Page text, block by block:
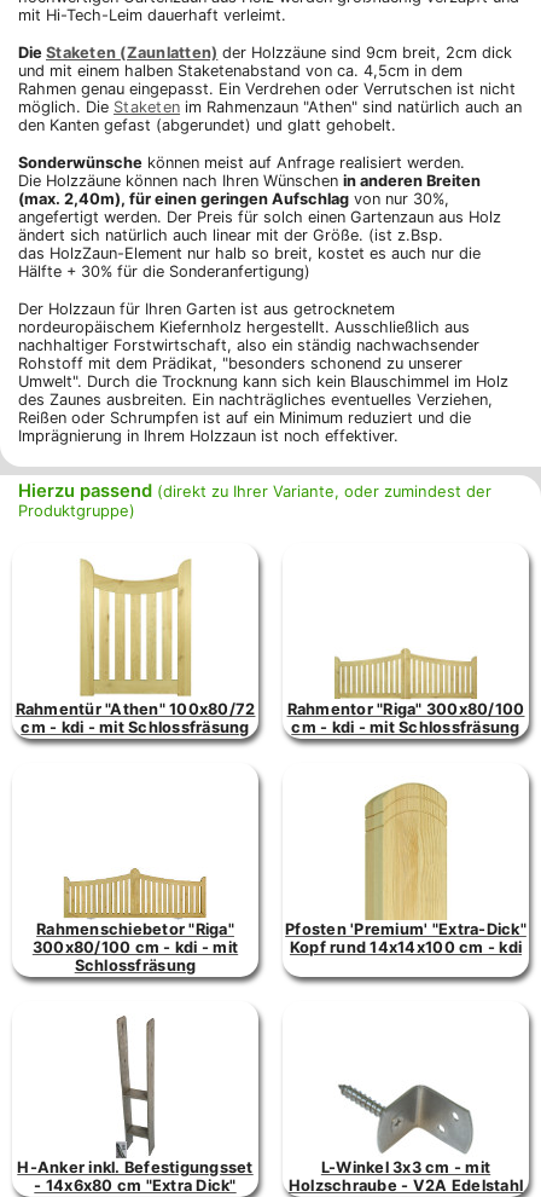
mit Hi-Tech-Leim dauerhaft verleimt.
Die Staketen (Zaunlatten) der Holzzäune sind 9cm breit, 2cm dick
und mit einem halben Staketenabstand von ca. 4,5cm in dem
Rahmen genau eingepasst. Ein Verdrehen oder Verrutschen ist nicht
möglich. Die Staketen im Rahmenzaun "Athen" sind natürlich auch an
den Kanten gefast (abgerundet) und glatt gehobelt.
Sonderwünsche können meist auf Anfrage realisiert werden.
Die Holzzäune können nach Ihren Wünschen in anderen Breiten
(max. 2,40m), für einen geringen Aufschlag von nur 30%,
angefertigt werden. Der Preis für solch einen Gartenzaun aus Holz
ändert sich natürlich auch linear mit der Größe. (ist z.Bsp.
das HolzZaun-Element nur halb so breit, kostet es auch nur die
Hälfte + 30% für die Sonderanfertigung)
Der Holzzaun für Ihren Garten ist aus getrocknetem
nordeuropäischem Kiefernholz hergestellt. Ausschließlich aus
nachhaltiger Forstwirtschaft, also ein ständig nachwachsender
Rohstoff mit dem Prädikat, "besonders schonend zu unserer
Umwelt". Durch die Trocknung kann sich kein Blauschimmel im Holz
des Zaunes ausbreiten. Ein nachträgliches eventuelles Verziehen,
Reißen oder Schrumpfen ist auf ein Minimum reduziert und die
Imprägnierung in Ihrem Holzzaun ist noch effektiver.
Hierzu passend (direkt zu Ihrer Variante, oder zumindest der
Produktgruppe)
Rahmentür "Athen" 100x80/72
cm - kdi - mit Schlossfräsung
Rahmentor "Riga" 300x80/100
cm - kdi - mit Schlossfräsung
Rahmenschiebetor "Riga"
300x80/100 cm - kdi - mit
Schlossfräsung
Pfosten 'Premium' "Extra-Dick"
Kopf rund 14x14x100 cm - kdi
H-Anker inkl. Befestigungsset
- 14x6x80 cm "Extra Dick"
L-Winkel 3x3 cm - mit
Holzschraube - V2A Edelstahl